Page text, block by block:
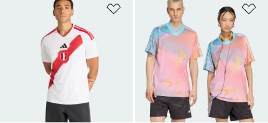
Ajouter à la Liste de produits